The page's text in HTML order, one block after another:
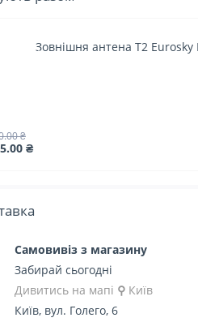
Зовнішня антена Т2 Eurosky
₴
₴
Самовивіз з магазину
Забирай сьогодні
Дивитись на мапі ⚲ Київ
Київ, вул. Голего, 6